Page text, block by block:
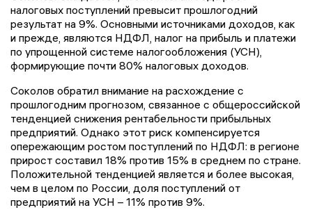
налоговых поступлений превысит прошлогодний
результат на 9%. Основными источниками доходов, как
и прежде, являются НДФЛ, налог на прибыль и платежи
по упрощенной системе налогообложения (УСН),
формирующие почти 80% налоговых доходов.
Соколов обратил внимание на расхождение с
прошлогодним прогнозом, связанное с общероссийской
тенденцией снижения рентабельности прибыльных
предприятий. Однако этот риск компенсируется
опережающим ростом поступлений по НДФЛ: в регионе
прирост составил 18% против 15% в среднем по стране.
Положительной тенденцией является и более высокая,
чем в целом по России, доля поступлений от
предприятий на УСН – 11% против 9%.